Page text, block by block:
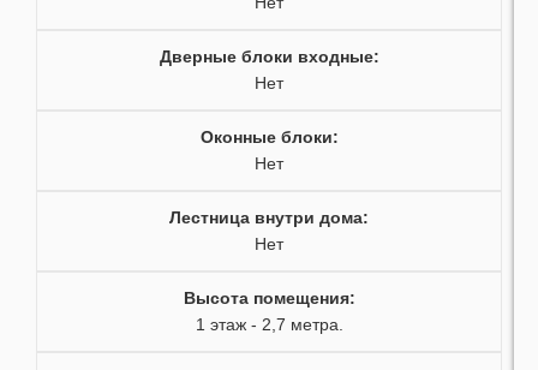
50
51
52
53
54
55
35
36
38
39
Дверные блоки входные:
Нет
Оконные блоки:
Нет
Лестница внутри дома:
Нет
Высота помещения:
1 этаж - 2,7 метра.